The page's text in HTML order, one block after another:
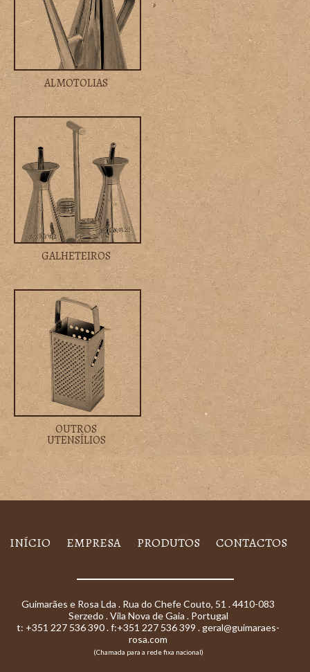
ALMOTOLIAS
GALHETEIROS
OUTROS
UTENSÍLIOS
INÍCIO EMPRESA PRODUTOS CONTACTOS
Guimarães e Rosa Lda . Rua do Chefe Couto, 51 . 4410-083
Serzedo . Vila Nova de Gaia . Portugal
t: +351 227 536 390 . f:+351 227 536 399 . geral@guimaraes-
rosa.com
(Chamada para a rede fixa nacional)